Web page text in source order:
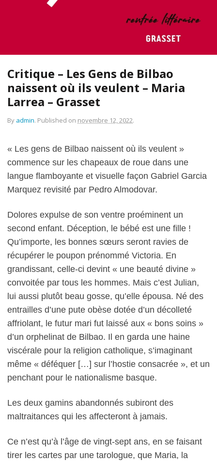
Critique – Les Gens de Bilbao
naissent où ils veulent – Maria
Larrea – Grasset
By admin. Published on novembre 12, 2022.
« Les gens de Bilbao naissent où ils veulent »
commence sur les chapeaux de roue dans une
langue flamboyante et visuelle façon Gabriel Garcia
Marquez revisité par Pedro Almodovar.
Dolores expulse de son ventre proéminent un
second enfant. Déception, le bébé est une fille !
Qu’importe, les bonnes sœurs seront ravies de
récupérer le poupon prénommé Victoria. En
grandissant, celle-ci devint « une beauté divine »
convoitée par tous les hommes. Mais c’est Julian,
lui aussi plutôt beau gosse, qu’elle épousa. Né des
entrailles d’une pute obèse dotée d’un décolleté
affriolant, le futur mari fut laissé aux « bons soins »
d’un orphelinat de Bilbao. Il en garda une haine
viscérale pour la religion catholique, s’imaginant
même « déféquer […] sur l’hostie consacrée », et un
penchant pour le nationalisme basque.
Les deux gamins abandonnés subiront des
maltraitances qui les affecteront à jamais.
Ce n’est qu’à l’âge de vingt-sept ans, en se faisant
tirer les cartes par une tarologue, que Maria, la